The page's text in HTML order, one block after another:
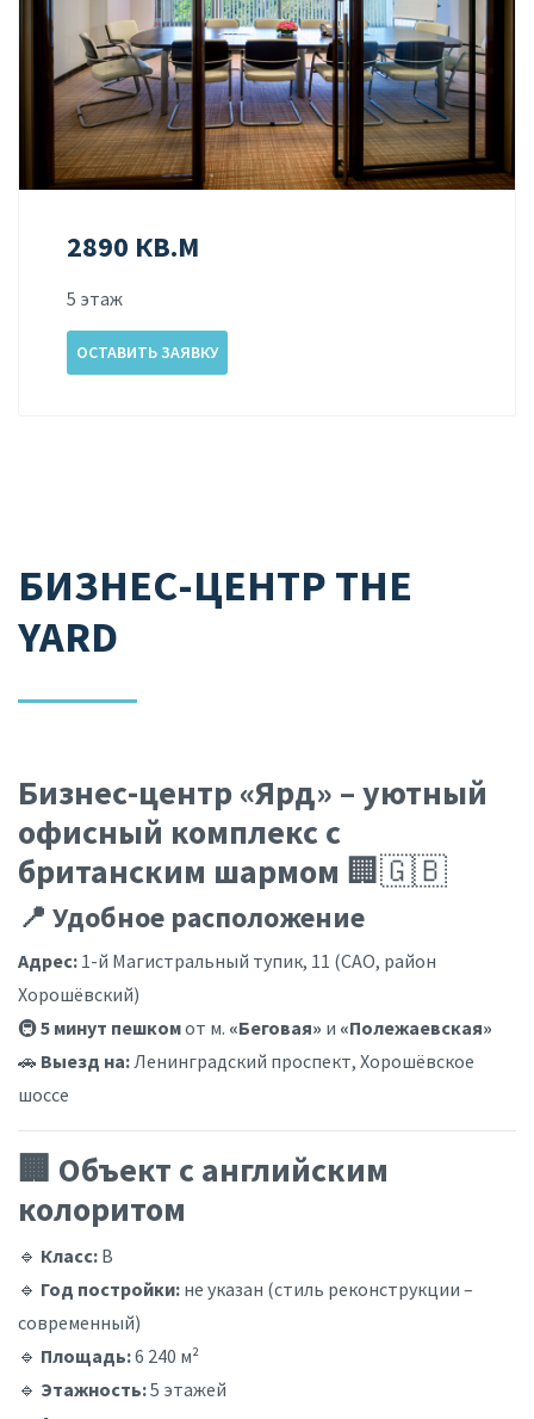
2890 КВ.М
5 этаж
ОСТАВИТЬ ЗАЯВКУ
БИЗНЕС-ЦЕНТР THE
YARD
Бизнес-центр «Ярд» – уютный
офисный комплекс с
британским шармом 🏢🇬🇧
📍 Удобное расположение
Адрес: 1-й Магистральный тупик, 11 (САО, район
Хорошёвский)
🚇5 минут пешкомот м. «Беговая» и «Полежаевская»
🚗 Выезд на:Ленинградский проспект, Хорошёвское
шоссе
🏢 Объект с английским
колоритом
🔹 Класс: В
🔹 Год постройки: не указан (стиль реконструкции –
современный)
🔹 Площадь:6 240 м²
🔹 Этажность:5 этажей